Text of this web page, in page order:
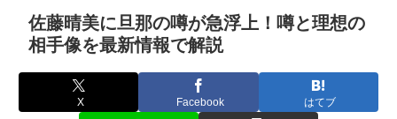
佐藤晴美に旦那の噂が急浮上！噂と理想の
相手像を最新情報で解説
X Facebook はてブ